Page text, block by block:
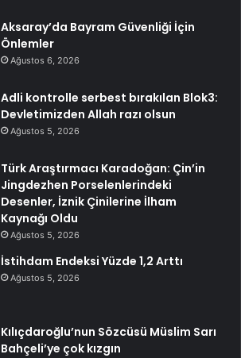
Aksaray’da Bayram Güvenliği İçin
Önlemler
Ağustos 6, 2026
Adli kontrolle serbest bırakılan Blok3:
Devletimizden Allah razı olsun
Ağustos 5, 2026
Türk Araştırmacı Karadoğan: Çin’in
Jingdezhen Porselenlerindeki
Desenler, İznik Çinilerine İlham
Kaynağı Oldu
Ağustos 5, 2026
İstihdam Endeksi Yüzde 1,2 Arttı
Ağustos 5, 2026
Kılıçdaroğlu’nun Sözcüsü Müslim Sarı
Bahçeli’ye çok kızgın